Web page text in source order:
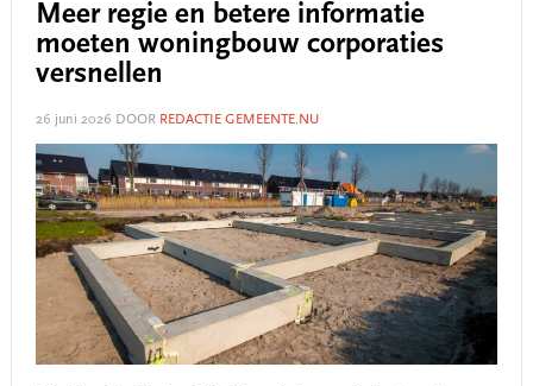
Meer regie en betere informatie
moeten woningbouw corporaties
versnellen
26 juni 2026 DOOR REDACTIE GEMEENTE.NU